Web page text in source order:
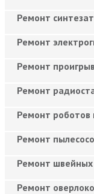
Ремонт
Ремонт
Ремонт
Ремонт
Ремонт роботов
Ремонт
Ремонт
Ремонт